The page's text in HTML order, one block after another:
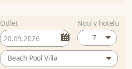
Odlet
Nocí v hotelu
7
Beach Pool Villa